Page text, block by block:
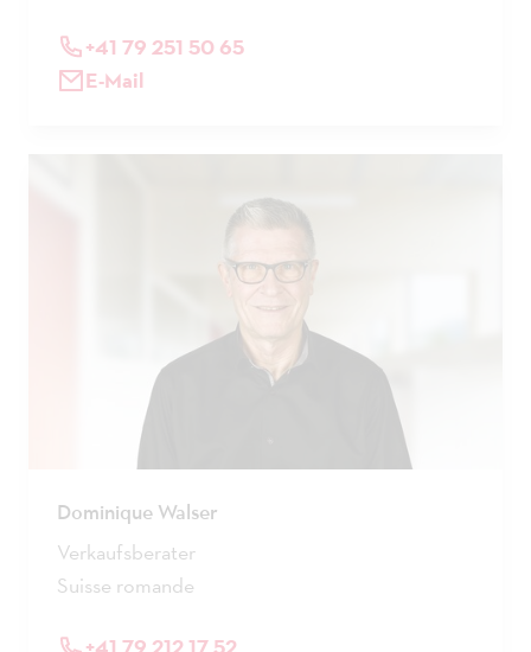
+41 79 251 50 65
E-Mail
Dominique Walser
Verkaufsberater
Suisse romande